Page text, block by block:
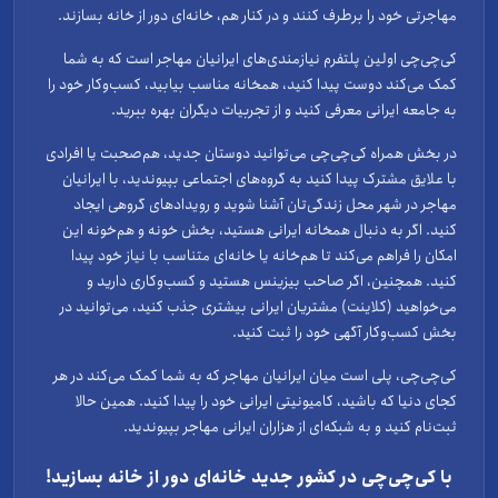
گروهی، گفت‌وگو، یا حتی شکل‌دادن به یک جمع جدید باشد. این یعنی همراه
اساس هدف خودتان در آن حضور فعال داشته باشید و آگهی ثبت کنید.
آگهی‌های کاربران در بخش همراه چه نوع هستند؟ بخش آگهی‌های کاربران در
بخش همراه، مربوط به آگهی‌هایی است که توسط خود کاربران ثبت می‌شود.
حالت، کاربر بر اساس هدفی که دارد آگهی ثبت می‌کند، اما شکل ارتباطی که
بعد از آن اتفاق می‌افتد می‌تواند متفاوت باشد. آگهی‌های فردی در بخش همراه
چه فرقی با آگهی‌های گروهی دارند؟ ۱. آگهی‌های فردی در آگهی‌های فردی،
ثبت‌کننده آگهی گروهی نساخته است. یعنی اگر شما به چنین آگهی‌ علاقه‌مند
شوید، فقط می‌توانید به خود آن شخص پیام بدهید و ارتباط به‌صورت مستقیم
بین شما و ثبت‌کننده آگهی شروع می‌شود. ۲. آگهی‌های گروهی در آگهی‌های
گروهی، ثبت‌کننده آگهی یک گروه ایجاد کرده و می‌خواهد افراد بیشتری به آن
بپیوندند. در این حالت، کاربر به‌جای صرفاً پیام مستقیم، می‌تواند از طریق
دکمه ورود به گروه وارد آن گروه شود. گروه‌های عمومی و خصوصی در آگهی‌های
گروهی چه تفاوتی دارند؟ آگهی‌های گروهی در بخش همراه می‌توانند به دو
شکل ثبت شوند: ۱. گروه عمومی اگر گروه به‌صورت عمومی ثبت شده باشد،
وقتی کاربر روی دکمه ورود به گروه می‌زند، به‌صورت مستقیم وارد گروه می‌شود.
یعنی ادمین گروه برای ورود کاربران، فیلتر یا مرحله تایید جداگانه‌ای نگذاشته
است. ۲. گروه خصوصی اگر گروه به‌صورت خصوصی ثبت شده باشد، کاربر بعد
از زدن دکمه ورود، مستقیم وارد گروه نمی‌شود. در این حالت، ادمین گروه ابتدا
مهاجرتی خود را برطرف کنند و در کنار هم، خانه‌ای دور از خانه بسازند.
کی‌چی‌چی اولین پلتفرم نیازمندی‌های ایرانیان مهاجر است که به شما
کمک می‌کند دوست پیدا کنید، همخانه مناسب بیابید، کسب‌وکار خود را
به جامعه ایرانی معرفی کنید و از تجربیات دیگران بهره ببرید.
در بخش همراه کی‌چی‌چی می‌توانید دوستان جدید، هم‌صحبت یا افرادی
با علایق مشترک پیدا کنید به گروه‌های اجتماعی بپیوندید، با ایرانیان
مهاجر در شهر محل زندگی‌تان آشنا شوید و رویدادهای گروهی ایجاد
کنید. اگر به دنبال همخانه ایرانی هستید، بخش خونه و هم‌خونه این
امکان را فراهم می‌کند تا هم‌خانه یا خانه‌ای متناسب با نیاز خود پیدا
کنید. همچنین، اگر صاحب بیزینس هستید و کسب‌وکاری دارید و
می‌خواهید (کلاینت) مشتریان ایرانی بیشتری جذب کنید، می‌توانید در
بخش کسب‌وکار آگهی خود را ثبت کنید.
کی‌چی‌چی، پلی است میان ایرانیان مهاجر که به شما کمک می‌کند در هر
کجای دنیا که باشید، کامیونیتی ایرانی خود را پیدا کنید. همین حالا
ثبت‌نام کنید و به شبکه‌ای از هزاران ایرانی مهاجر بپیوندید.
با کی‌چی‌چی در کشور جدید خانه‌ای دور از خانه بسازید!